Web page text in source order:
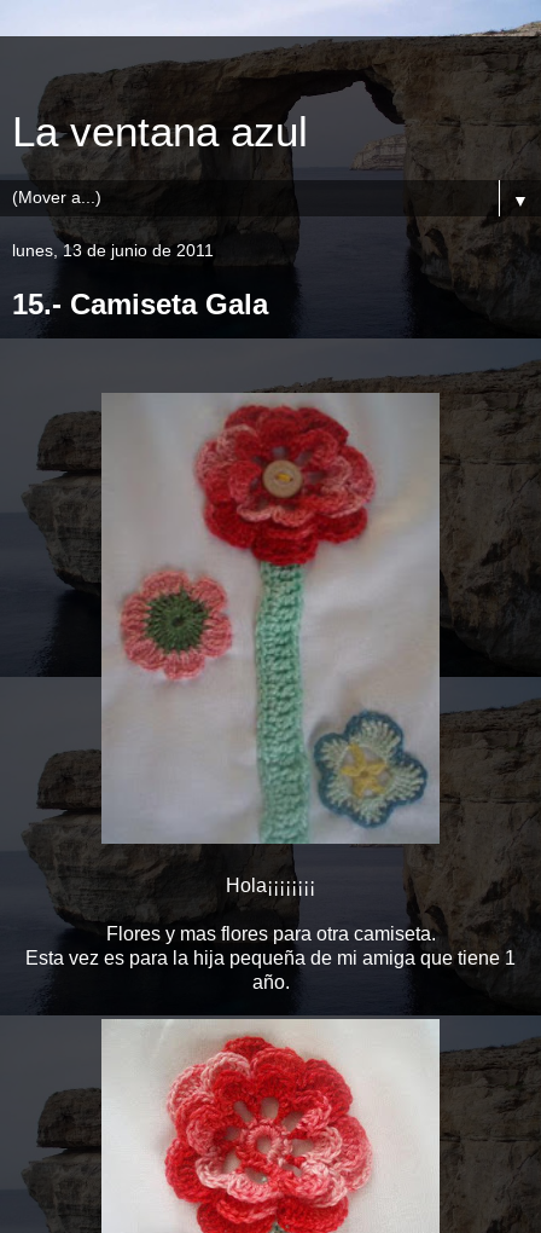
La ventana azul
▼
lunes, 13 de junio de 2011
15.- Camiseta Gala
Hola¡¡¡¡¡¡¡¡
Flores y mas flores para otra camiseta.
Esta vez es para la hija pequeña de mi amiga que tiene 1
año.